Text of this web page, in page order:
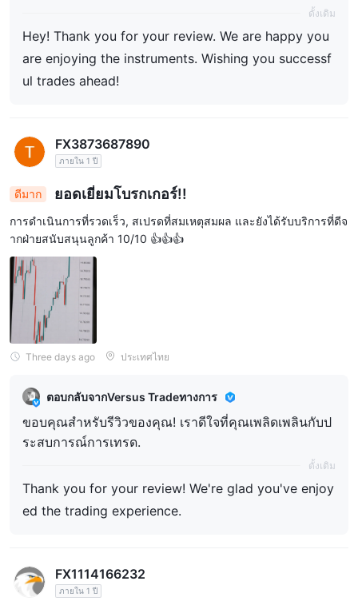
ดั้งเดิม
Hey! Thank you for your review. We are happy you
are enjoying the instruments. Wishing you successf
ul trades ahead!
FX3873687890
ภายใน 1 ปี
ดีมาก ยอดเยี่ยมโบรกเกอร์!!
การดำเนินการที่รวดเร็ว, สเปรดที่สมเหตุสมผล และยังได้รับบริการที่ดีจ
ากฝ่ายสนับสนุนลูกค้า 10/10 👍👍👍
Three days ago ประเทศไทย
ตอบกลับจากVersus Tradeทางการ
ขอบคุณสำหรับรีวิวของคุณ! เราดีใจที่คุณเพลิดเพลินกับป
ระสบการณ์การเทรด.
ดั้งเดิม
Thank you for your review! We're glad you've enjoy
ed the trading experience.
FX1114166232
ภายใน 1 ปี